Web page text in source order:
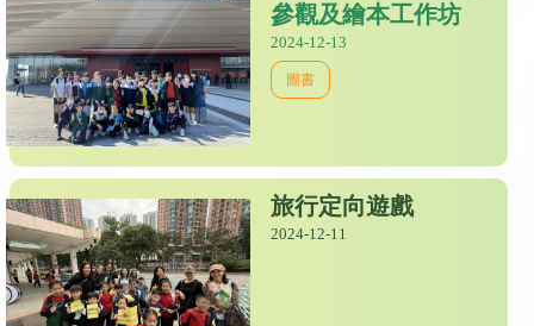
參觀及繪本工作坊
2024-12-13
圖書
旅行定向遊戲
2024-12-11